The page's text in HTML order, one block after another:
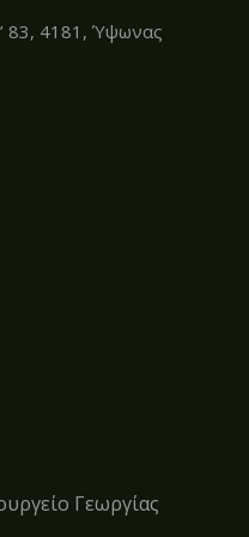
83, 4181, Ύψωνας
Γεωργίας